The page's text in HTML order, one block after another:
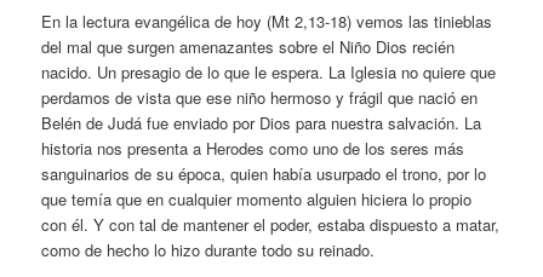
En la lectura evangélica de hoy (Mt 2,13-18) vemos las tinieblas
del mal que surgen amenazantes sobre el Niño Dios recién
nacido. Un presagio de lo que le espera. La Iglesia no quiere que
perdamos de vista que ese niño hermoso y frágil que nació en
Belén de Judá fue enviado por Dios para nuestra salvación. La
historia nos presenta a Herodes como uno de los seres más
sanguinarios de su época, quien había usurpado el trono, por lo
que temía que en cualquier momento alguien hiciera lo propio
con él. Y con tal de mantener el poder, estaba dispuesto a matar,
como de hecho lo hizo durante todo su reinado.